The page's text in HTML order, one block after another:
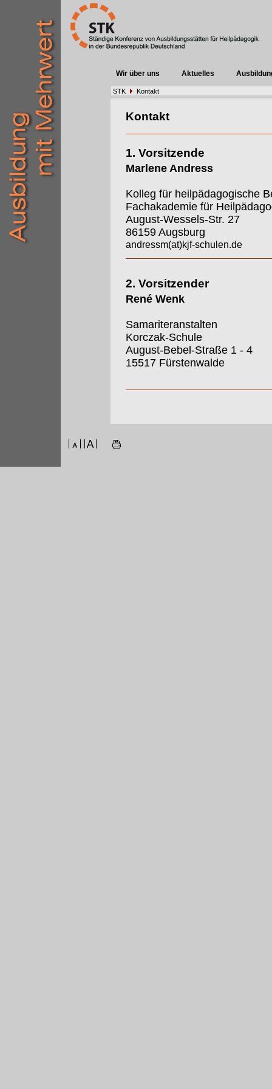
Wir über uns Aktuelles
STK Kontakt
Kontakt
1. Vorsitzende
Marlene Andress
Kolleg für heilpädagogische
Fachakademie für
August-Wessels-Str. 27
86159 Augsburg
andressm(at)kjf-schulen.de
2. Vorsitzender
René Wenk
Samariteranstalten
Korczak-Schule
August-Bebel-Straße 1 - 4
15517 Fürstenwalde